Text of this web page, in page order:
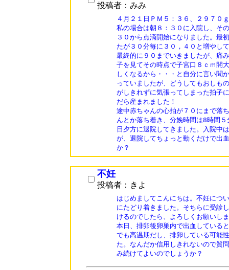
投稿者：みみ
４月２１日ＰＭ５：３６、２９７０
私の場合は朝８：３０に入院し、そ
３０から点滴開始になりました。最
たが３０分毎に３０，４０と増やし
最終的に９０までいきましたが、痛
子を見てその時点で子宮口８ｃｍ開
しくなるから・・・と自分に言い聞
っていましたが、どうしてもおしも
がしきれずに気張ってしまった拍子
だら産まれました！
途中赤ちゃんの心拍が７０にまで落
んとか落ち着き、分娩時間は8時間
日夕方に退院してきました。入院中
が、退院してちょっと動くだけで出
不妊
投稿者：きよ
はじめましてこんにちは。不妊につ
にたどり着きました。そちらに受診
けるのでしたら、よろしくお願いし
本日、排卵後卵巣内で出血している
でも高温期だし、排卵している可能
た。なんだか信用しきれないので質
み続けてよいのでしょうか？